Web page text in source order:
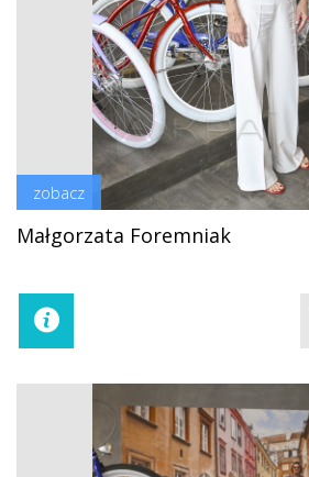
zobacz
Małgorzata Foremniak